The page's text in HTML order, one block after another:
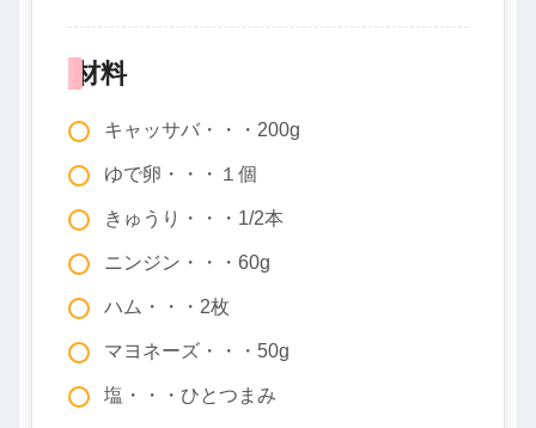
材料
キャッサバ・・・200g
ゆで卵・・・１個
きゅうり・・・1/2本
ニンジン・・・60g
ハム・・・2枚
マヨネーズ・・・50g
塩・・・ひとつまみ